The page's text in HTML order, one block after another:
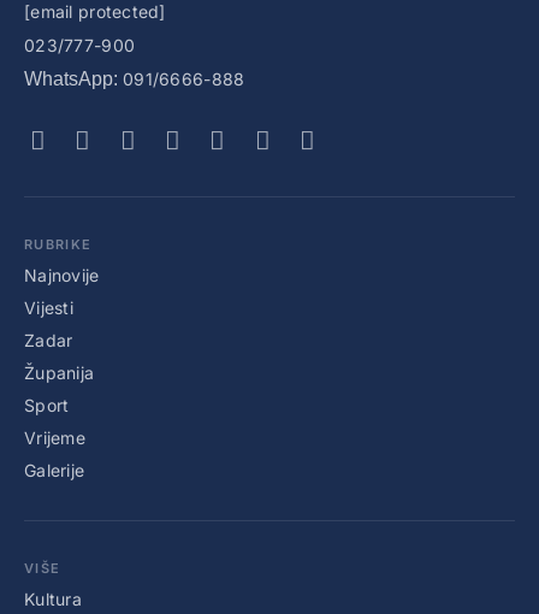
[email protected]
023/777-900
WhatsApp: 091/6666-888
RUBRIKE
Najnovije
Vijesti
Zadar
Županija
Sport
Vrijeme
Galerije
VIŠE
Kultura